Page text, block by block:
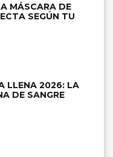
MÁSCARA DE
SEGÚN TU
LLENA 2026: LA
DE SANGRE